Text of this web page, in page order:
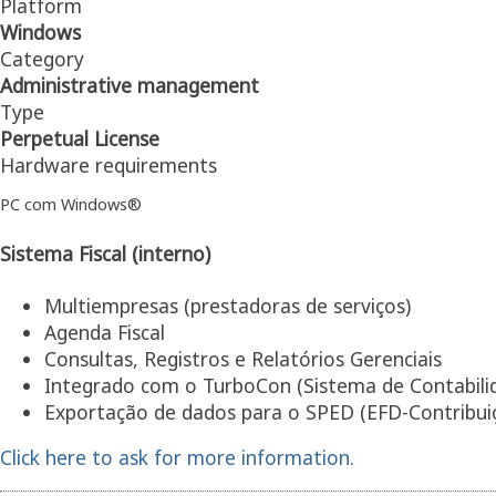
Windows
Category
Administrative management
Type
Perpetual License
Hardware requirements
PC com Windows®
Sistema Fiscal (interno)
Multiempresas (prestadoras de serviços)
Agenda Fiscal
Consultas, Registros e Relatórios Gerenciais
Integrado com o TurboCon (Sistema de
Exportação de dados para o SPED (EFD-
Click here to ask for more information.